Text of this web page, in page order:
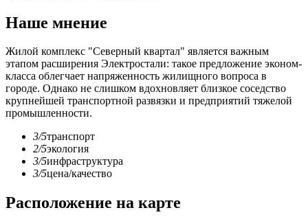
Наше мнение
Жилой комплекс "Северный квартал" является важным
этапом расширения Электростали: такое предложение эконом-
класса облегчает напряженность жилищного вопроса в
городе. Однако не слишком вдохновляет близкое соседство
крупнейшей транспортной развязки и предприятий тяжелой
промышленности.
3/5транспорт
2/5экология
3/5инфраструктура
3/5цена/качество
Расположение на карте